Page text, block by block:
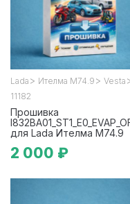
Lada > Ителма М74.9 > Vesta
11182
Прошивка
для Lada Ителма М74.9
2 000 ₽